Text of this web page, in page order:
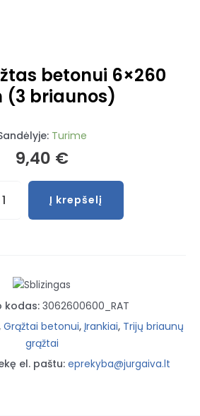
betonui 6×260
(3 briaunos)
Turime
9,40 €
Į krepšelį
kodas: 3062600600_RAT
Grąžtai betonui, Įrankiai, Trijų briaunų
grąžtai
el. paštu: eprekyba@jurgaiva.lt